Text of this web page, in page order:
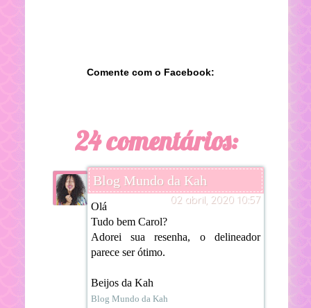
Comente com o Facebook:
24 comentários:
Blog Mundo da Kah
02 abril, 2020 10:57
Olá
Tudo bem Carol?
Adorei sua resenha, o delineador
parece ser ótimo.
Beijos da Kah
Blog Mundo da Kah